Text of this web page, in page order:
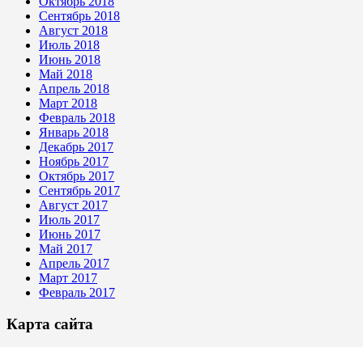
Сентябрь 2018
Август 2018
Июль 2018
Июнь 2018
Май 2018
Апрель 2018
Март 2018
Февраль 2018
Январь 2018
Декабрь 2017
Ноябрь 2017
Октябрь 2017
Сентябрь 2017
Август 2017
Июль 2017
Июнь 2017
Май 2017
Апрель 2017
Март 2017
Февраль 2017
Карта сайта